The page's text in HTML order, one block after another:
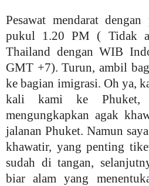
Pesawat mendarat
pukul 1.20 PM ( Tidak
Thailand dengan WIB
GMT +7). Turun, ambil
ke bagian imigrasi. Oh ya,
kali kami ke Phuket,
mengungkapkan agak
jalanan Phuket. Namun
khawatir, yang penting
sudah di tangan,
biar alam yang